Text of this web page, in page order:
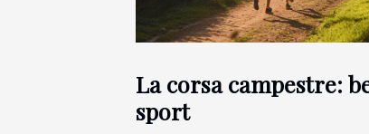
La corsa campestre:
sport